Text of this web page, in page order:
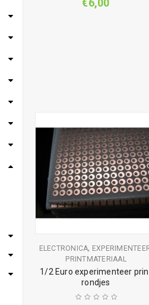
ELECTRONICA,
PRINTMATERIAAL
1/2 Euro experimenteer
rondjes